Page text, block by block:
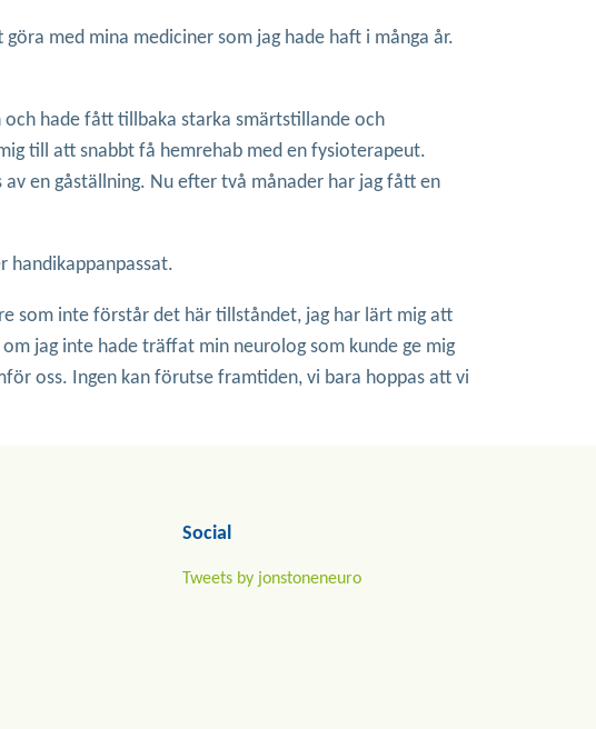
med mina mediciner som jag hade haft i många år.
hade fått tillbaka starka smärtstillande och
till att snabbt få hemrehab med en fysioterapeut.
en gåställning. Nu efter två månader har jag fått en
handikappanpassat.
som inte förstår det här tillståndet, jag har lärt mig att
jag inte hade träffat min neurolog som kunde ge mig
oss. Ingen kan förutse framtiden, vi bara hoppas att vi
Social
Tweets by jonstoneneuro